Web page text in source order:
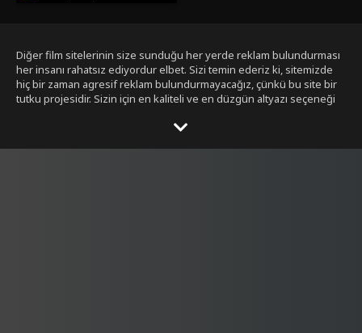
Diğer film sitelerinin size sunduğu her yerde reklam bulundurması
her insanı rahatsız ediyordur elbet. Sizi temin ederiz ki, sitemizde
hiç bir zaman agresif reklam bulundurmayacağız, çünkü bu site bir
tutku projesidir. Sizin için en kaliteli ve en düzgün altyazı seçeneği